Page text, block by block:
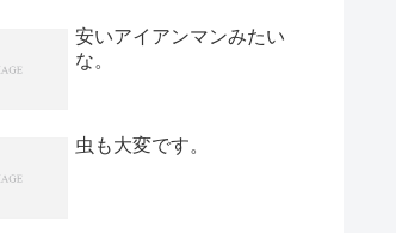
安いアイアンマンみたい
な。
虫も大変です。